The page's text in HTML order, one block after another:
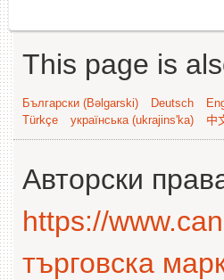
This page is
Български (Bəlgarski) Deutsch
Türkçe
українська (ukrajins'ka) 中
Авторски
https://
търговска